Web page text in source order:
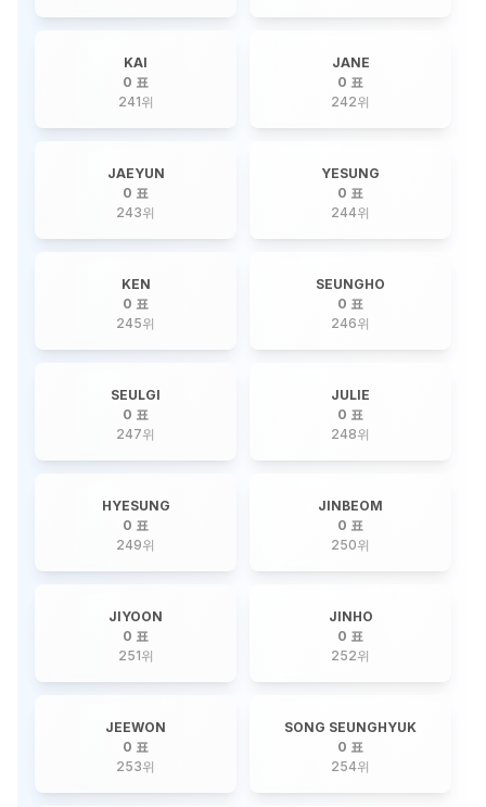
KAI
0 표
241위
JANE
0 표
242위
JAEYUN
0 표
243위
YESUNG
0 표
244위
KEN
0 표
245위
SEUNGHO
0 표
246위
SEULGI
0 표
247위
JULIE
0 표
248위
HYESUNG
0 표
249위
JINBEOM
0 표
250위
JIYOON
0 표
251위
JINHO
0 표
252위
JEEWON
0 표
253위
SONG SEUNGHYUK
0 표
254위